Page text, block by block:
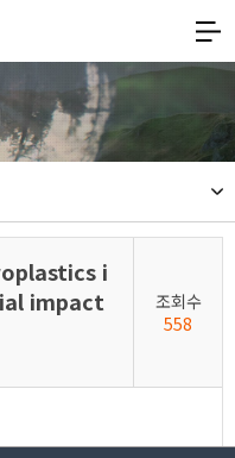
과
형
사이트맵
i
impact
조회수
558